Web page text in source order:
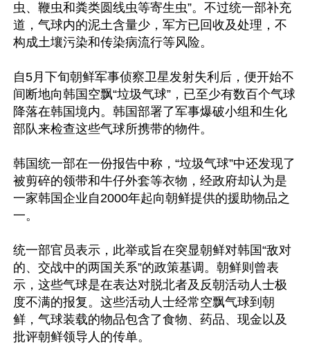
虫、鞭虫和粪类圆线虫等寄生虫”。不过统一部补充
道，气球内的泥土含量少，军方已回收及处理，不
构成土壤污染和传染病流行等风险。
自5月下旬朝鲜军事侦察卫星发射失利后，便开始不
间断地向韩国空飘“垃圾气球”，已至少有数百个气球
降落在韩国境内。韩国部署了军事爆破小组和生化
部队来检查这些气球所携带的物件。
韩国统一部在一份报告中称，“垃圾气球”中还发现了
被剪碎的领带和牛仔外套等衣物，经政府却认为是
一家韩国企业自2000年起向朝鲜提供的援助物品之
一。
统一部官员表示，此举或旨在突显朝鲜对韩国“敌对
的、交战中的两国关系”的政策基调。朝鲜则曾表
示，这些气球是在表达对脱北者及反朝活动人士极
度不满的报复。这些活动人士经常空飘气球到朝
鲜，气球装载的物品包含了食物、药品、现金以及
批评朝鲜领导人的传单。